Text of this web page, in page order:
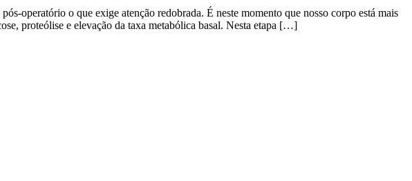
operatório o que exige atenção redobrada. É neste momento que nosso corpo está mais
proteólise e elevação da taxa metabólica basal. Nesta etapa […]